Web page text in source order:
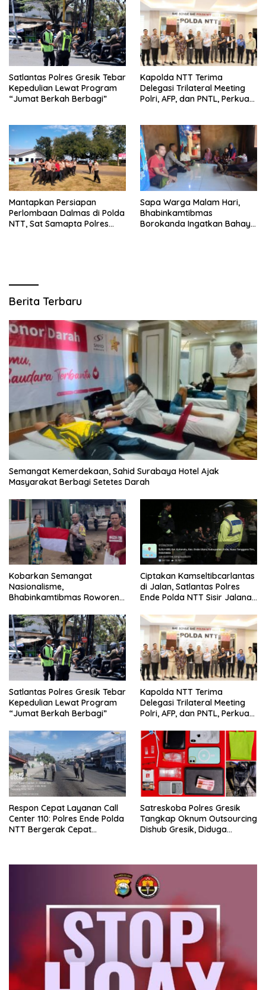
Satlantas Polres Gresik Tebar
Kepedulian Lewat Program
“Jumat Berkah Berbagi”
Kapolda NTT Terima
Delegasi Trilateral Meeting
Polri, AFP, dan PNTL, Perkuat
Mantapkan Persiapan
Perlombaan Dalmas di Polda
NTT, Sat Samapta Polres
Sapa Warga Malam Hari,
Bhabinkamtibmas
Borokanda Ingatkan Bahaya
Berita Terbaru
Semangat Kemerdekaan, Sahid Surabaya Hotel Ajak
Masyarakat Berbagi Setetes Darah
Kobarkan Semangat
Nasionalisme,
Bhabinkamtibmas Roworena
Putih Gratis ke Warga
Ciptakan Kamseltibcarlantas
di Jalan, Satlantas Polres
Ende Polda NTT Sisir Jalanan
Satlantas Polres Gresik Tebar
Kepedulian Lewat Program
“Jumat Berkah Berbagi”
Kapolda NTT Terima
Delegasi Trilateral Meeting
Polri, AFP, dan PNTL, Perkuat
Perbatasan
Respon Cepat Layanan Call
Center 110: Polres Ende Polda
NTT Bergerak Cepat
Satreskoba Polres Gresik
Tangkap Oknum Outsourcing
Dishub Gresik, Diduga